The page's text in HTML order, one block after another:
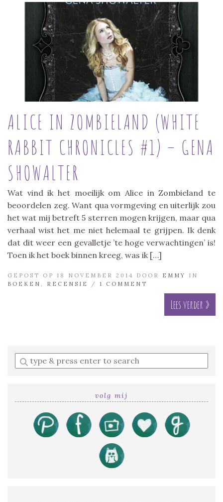
ALICE IN ZOMBIELAND (WHITE
RABBIT CHRONICLES #1) – GENA
SHOWALTER
Wat vind ik het moeilijk om Alice in Zombieland te
beoordelen zeg. Want qua vormgeving en uiterlijk zou
het wat mij betreft 5 sterren mogen krijgen, maar qua
verhaal wist het me niet helemaal te grijpen. Ik denk
dat dit weer een gevalletje ’te hoge verwachtingen’ is!
Toen ik het boek binnen kreeg, was ik […]
GEPOST OP 18 NOVEMBER 2014 DOOR EMMY
IN
BOEKEN
RECENSIE / 1 COMMENT
Lees verder »
Enter
a
volg mij